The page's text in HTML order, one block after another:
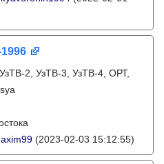
2, УзТВ-3, УзТВ-4, ОРТ,
(2023-02-03 15:12:55)